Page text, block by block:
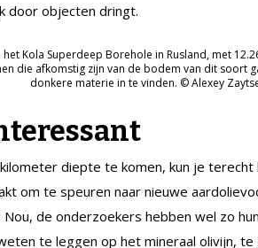
door objecten dringt.
Kola Superdeep Borehole in Rusland, met
die afkomstig zijn van de bodem van dit soort
donkere materie in te vinden. © Alexey
diepte te komen, kun je
om te speuren naar nieuwe
Nou, de onderzoekers hebben wel zo
te leggen op het mineraal olivijn,